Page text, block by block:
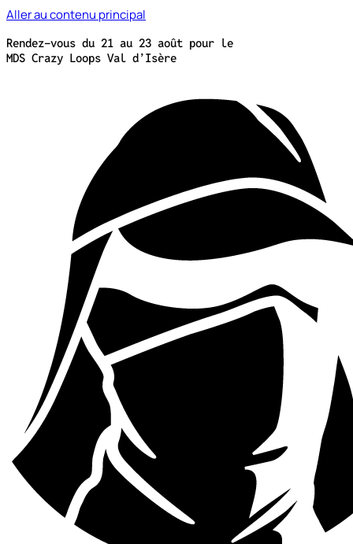
Aller au contenu principal
Rendez-vous du 21 au 23 août pour le
MDS Crazy Loops Val d’Isère